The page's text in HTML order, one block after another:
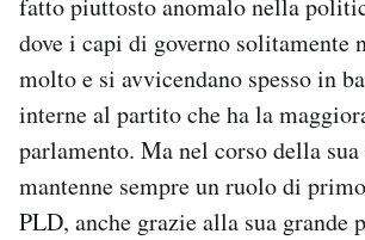
fatto piuttosto anomalo nella
dove i capi di governo solitamente
molto e si avvicendano spesso in
interne al partito che ha la
parlamento. Ma nel corso della
mantenne sempre un ruolo di
PLD, anche grazie alla sua grande